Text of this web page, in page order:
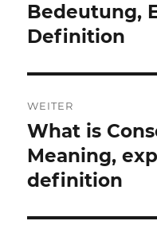
Beitrag:
Bedeutung,
Definition
WEITER
Nächster
Beitrag:
What is
Meaning,
definition